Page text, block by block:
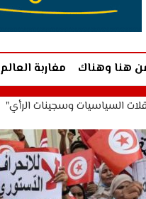
هنا وهناك مغاربة العالم
السياسيات وسجينات الرأي"